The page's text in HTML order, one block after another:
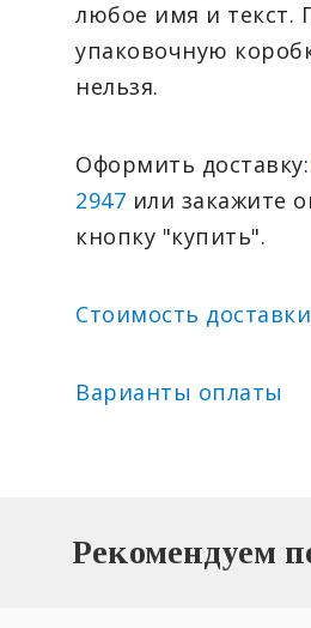
любое имя и текст.
упаковочную
нельзя.
Оформить доставку:
2947 или закажите
кнопку "купить".
Стоимость доставки
Варианты оплаты
Рекомендуем